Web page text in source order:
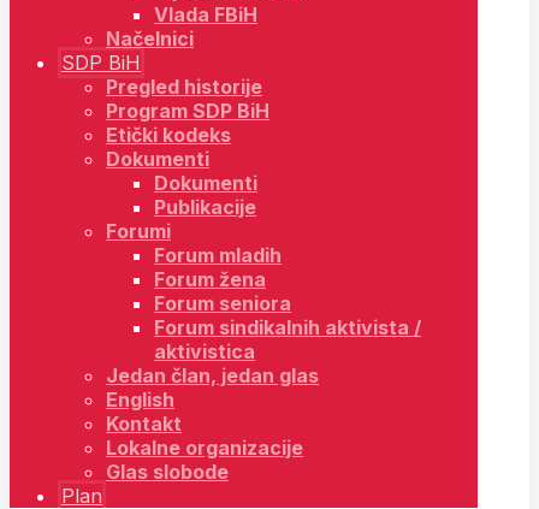
Vlada FBiH
Načelnici
SDP BiH
Pregled historije
Program SDP BiH
Etički kodeks
Dokumenti
Dokumenti
Publikacije
Forumi
Forum mladih
Forum žena
Forum seniora
Forum sindikalnih aktivista /
aktivistica
Jedan član, jedan glas
English
Kontakt
Lokalne organizacije
Glas slobode
Plan